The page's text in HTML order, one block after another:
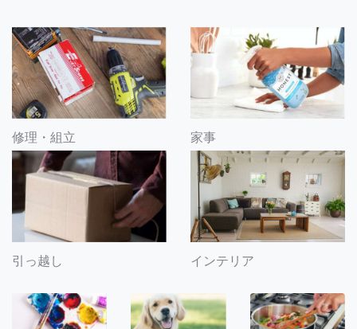
修理・組立 家事
引っ越し インテリア